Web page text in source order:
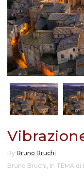
By Bruno Bruchi
Bruno Bruchi, In TEMA di